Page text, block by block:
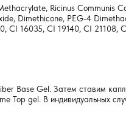
Ricinus Communis
Dimethicone, PEG-4
CI 16035, CI 19140, CI
Base Gel. Затем ставим
gel. В индивидуальных